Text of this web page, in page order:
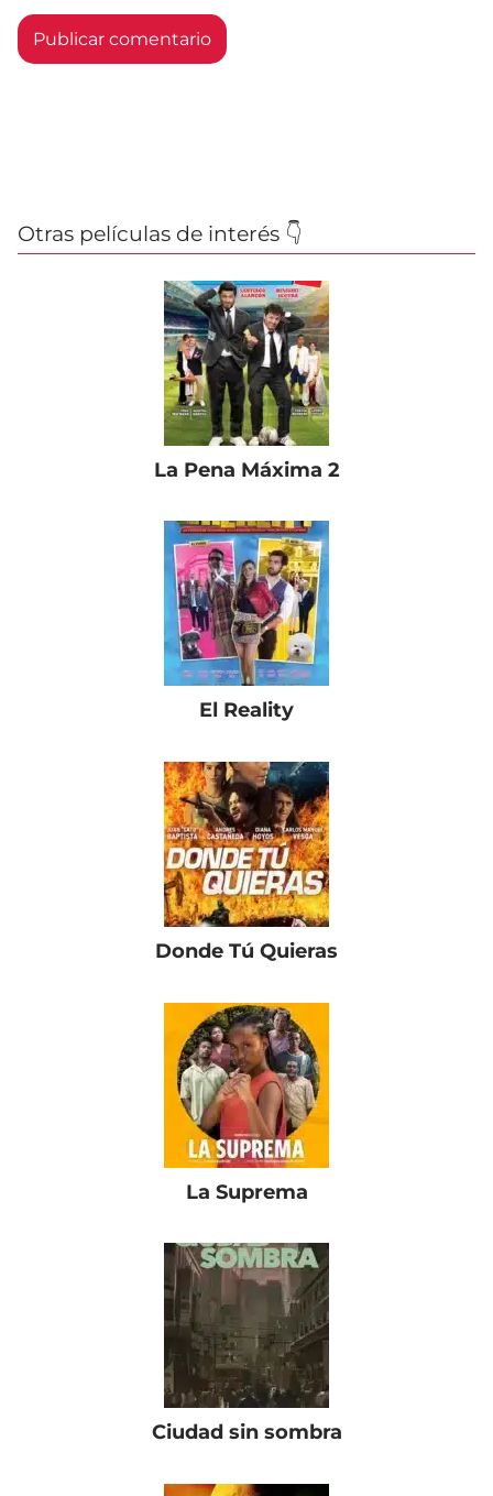
Otras películas de interés 👇
La Pena Máxima 2
El Reality
Donde Tú Quieras
La Suprema
Ciudad sin sombra